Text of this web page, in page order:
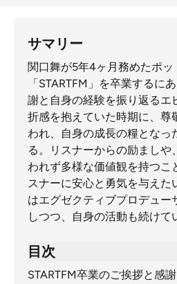
サマリー
関口舞が5年4ヶ月務めたポッ
「STARTFM」を卒業するに
謝と自身の経験を振り返るエ
折感を抱えていた時期に、尊
われ、自身の成長の糧となっ
る。リスナーからの励ましや
われず多様な価値観を持つこ
スナーに安心と勇気を与えた
はエグゼクティブプロデュー
しつつ、自身の活動も続けて
目次
STARTFM卒業のご挨拶と感謝